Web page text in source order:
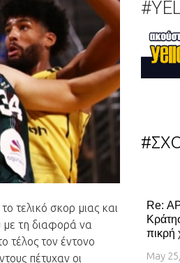
τελικό σκορ μιας και
με τη διαφορά να
τέλος τον έντονο
πέτυχαν οι
Re:
πικρή
May